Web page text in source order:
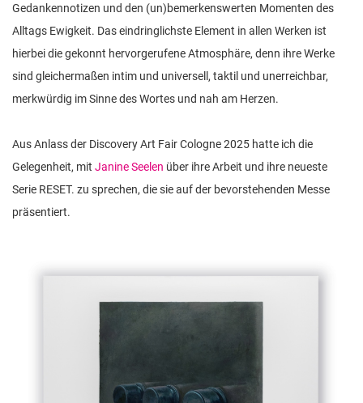
Gedankennotizen und den (un)bemerkenswerten Momenten des
Alltags Ewigkeit. Das eindringlichste Element in allen Werken ist
hierbei die gekonnt hervorgerufene Atmosphäre, denn ihre Werke
sind gleichermaßen intim und universell, taktil und unerreichbar,
merkwürdig im Sinne des Wortes und nah am Herzen.
Aus Anlass der Discovery Art Fair Cologne 2025 hatte ich die
Gelegenheit, mit Janine Seelen über ihre Arbeit und ihre neueste
Serie RESET. zu sprechen, die sie auf der bevorstehenden Messe
präsentiert.